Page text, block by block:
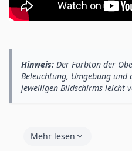
Hinweis: Der Farbton der
Beleuchtung, Umgebung und
jeweiligen Bildschirms leicht
Mehr lesen